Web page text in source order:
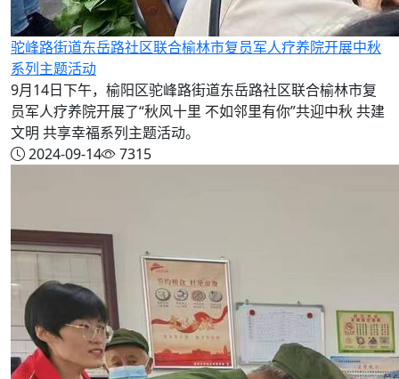
驼峰路街道东岳路社区联合榆林市复员军人疗养院开展中秋
系列主题活动
9月14日下午，榆阳区驼峰路街道东岳路社区联合榆林市复
员军人疗养院开展了“秋风十里 不如邻里有你”共迎中秋 共建
文明 共享幸福系列主题活动。
2024-09-14
7315